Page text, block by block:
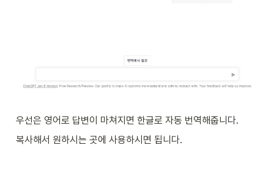
우선은 영어로 답변이 마쳐지면 한글로 자동 번역해줍니다.
복사해서 원하시는 곳에 사용하시면 됩니다.